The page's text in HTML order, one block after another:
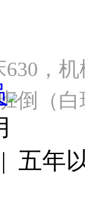
，
倒（
五年